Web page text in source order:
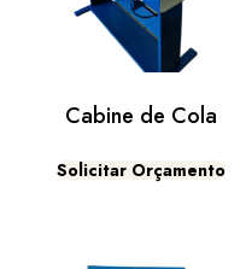
Cabine de Cola
Solicitar Orçamento